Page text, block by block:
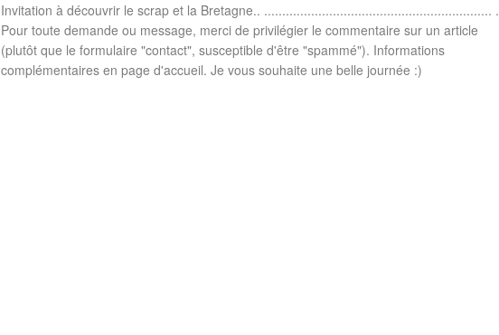
Invitation à découvrir le scrap et la Bretagne.. ............................................................... .
Pour toute demande ou message, merci de privilégier le commentaire sur un article
(plutôt que le formulaire "contact", susceptible d'être "spammé"). Informations
complémentaires en page d'accueil. Je vous souhaite une belle journée :)